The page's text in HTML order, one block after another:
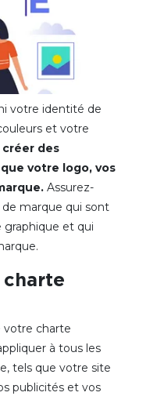
votre identité de
et votre
créer des
votre logo, vos
Assurez-
marque qui sont
et qui
votre charte
à tous les
tels que votre site
publicités et vos